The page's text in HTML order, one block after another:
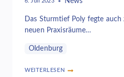
Das Sturmtief Poly fegte
neuen Praxisräume…
Oldenburg
WEITERLESEN
ERÖFFNUNGSFEIER